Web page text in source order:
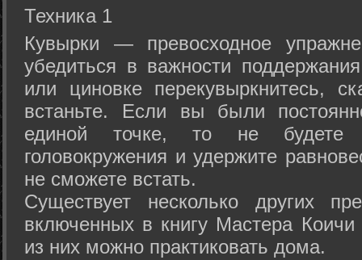
Техника 1
Кувырки — превосходное
убедиться в важности
или циновке перекувыркнитесь,
встаньте. Если вы были
единой точке, то не будете
головокружения и удержите
не сможете встать.
Существует несколько других
включенных в книгу Мастера
из них можно практиковать дома.